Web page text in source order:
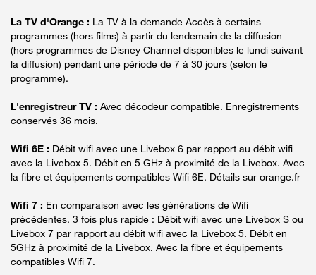
La TV d'Orange : La TV à la demande Accès à certains
programmes (hors films) à partir du lendemain de la diffusion
(hors programmes de Disney Channel disponibles le lundi suivant
la diffusion) pendant une période de 7 à 30 jours (selon le
programme).
L'enregistreur TV : Avec décodeur compatible. Enregistrements
conservés 36 mois.
Wifi 6E : Débit wifi avec une Livebox 6 par rapport au débit wifi
avec la Livebox 5. Débit en 5 GHz à proximité de la Livebox. Avec
la fibre et équipements compatibles Wifi 6E. Détails sur orange.fr
Wifi 7 : En comparaison avec les générations de Wifi
précédentes. 3 fois plus rapide : Débit wifi avec une Livebox S ou
Livebox 7 par rapport au débit wifi avec la Livebox 5. Débit en
5GHz à proximité de la Livebox. Avec la fibre et équipements
compatibles Wifi 7.